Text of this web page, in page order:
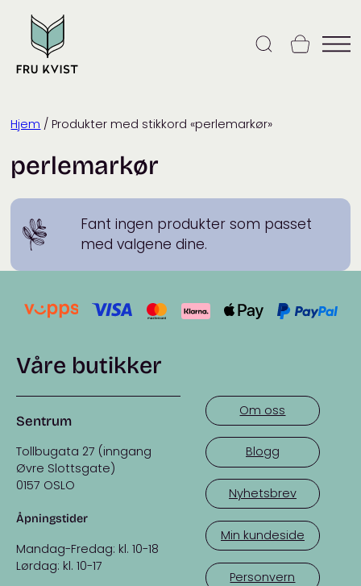
content
Hjem / Produkter med stikkord «perlemarkør»
perlemarkør
Fant ingen produkter som passet
med valgene dine.
Våre butikker
Sentrum
Tollbugata 27 (inngang
Øvre Slottsgate)
0157 OSLO
Åpningstider
Mandag-Fredag: kl. 10-18
Lørdag: kl. 10-17
Om oss
Blogg
Nyhetsbrev
Min kundeside
Personvern